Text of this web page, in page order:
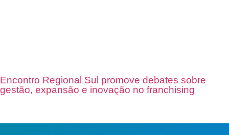
Encontro Regional Sul promove debates sobre
gestão, expansão e inovação no franchising